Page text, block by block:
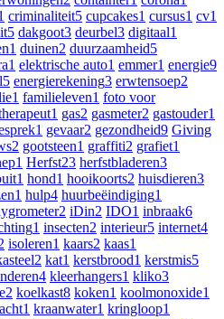
criminaliteit5 cupcakes1 cursus1 cv1
5 dakgoot3 deurbel3 digitaal1
1 duinen2 duurzaamheid5
1 elektrische auto1 emmer1 energie9
5 energierekening3 erwtensoep2
1 familieleven1 foto voor
1 gas2 gasmeter2 gastouder1
1 gevaar2 gezondheid9 Giving
2 gootsteen1 graffiti2 grafiet1
1 Herfst23 herfstbladeren3
1 hond1 hooikoorts2 huisdieren3
1 hulp4 huurbeëindiging1
2 iDin2 IDO1 inbraak6
1 insecten2 interieur5 internet4
isoleren1 kaars2 kaas1
2 kat1 kerstbrood1 kerstmis5
4 kleerhangers1 kliko3
2 koelkast8 koken1 koolmonoxide1
1 kraanwater1 kringloop1